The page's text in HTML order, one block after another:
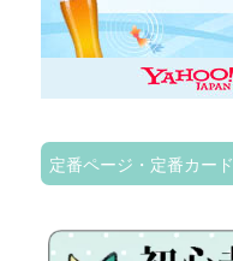
定番ページ・定番カード